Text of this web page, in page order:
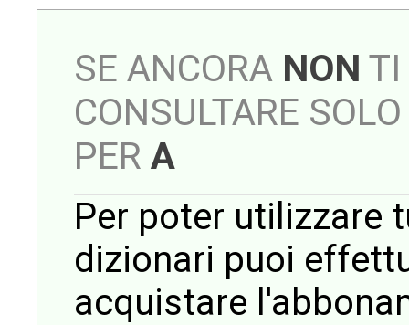
SE ANCORA NON TI
CONSULTARE
PER A
Per poter utilizzare
dizionari puoi
acquistare